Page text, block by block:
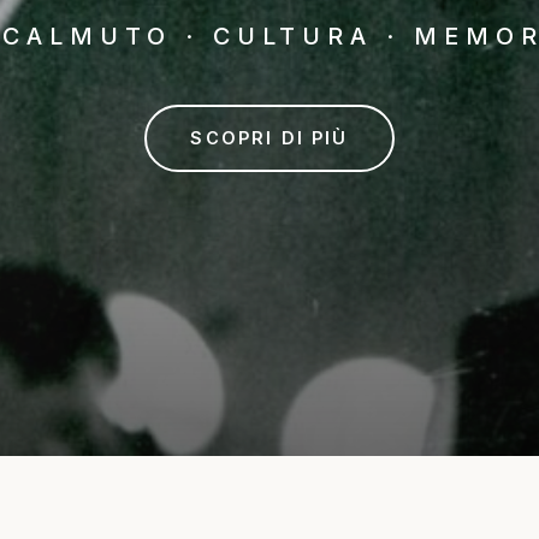
· CULTURA ·
SCOPRI DI PIÙ